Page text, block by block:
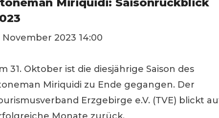
November 2023 14:00
31. Oktober ist die diesjährige Saison des
Miriquidi zu Ende gegangen. Der
Erzgebirge e.V. (TVE) blickt